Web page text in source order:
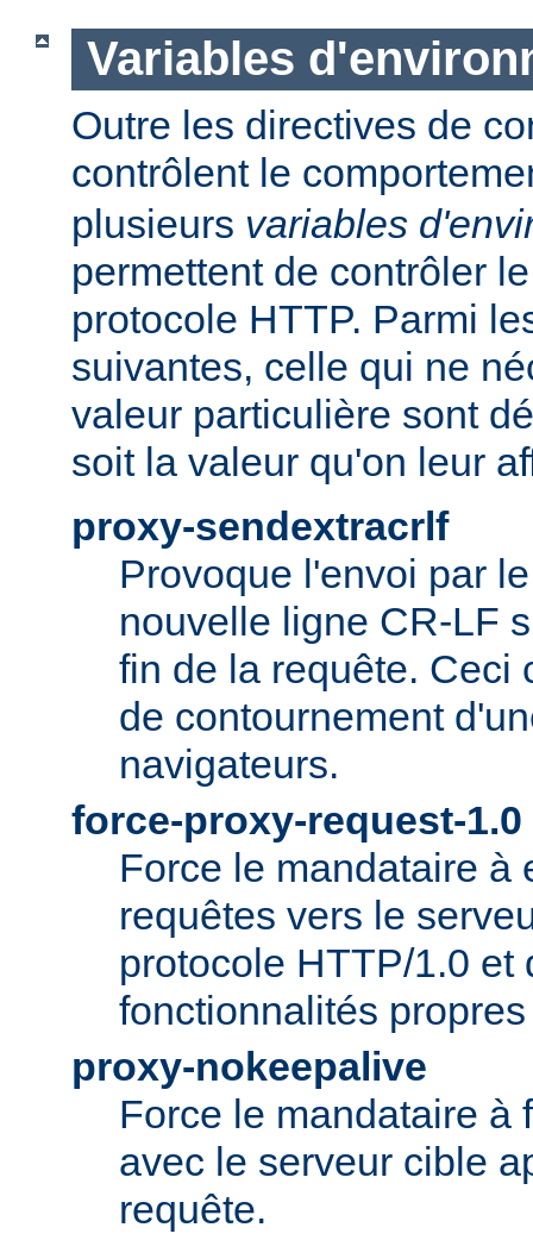
Variables
Outre les directives de
contrôlent le
plusieurs variables
permettent de contrôler
protocole HTTP. Parmi
suivantes, celle qui ne
valeur particulière sont
soit la valeur qu'on leur
proxy-sendextracrlf
Provoque l'envoi par
nouvelle ligne CR-LF
fin de la requête. Ceci
de contournement
navigateurs.
force-proxy-request-1.0
Force le mandataire à
requêtes vers le
protocole HTTP/1.0 et
fonctionnalités
proxy-nokeepalive
Force le mandataire à
avec le serveur cible
requête.